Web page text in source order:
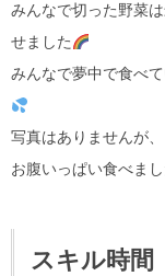
みんなで切った野菜
せました
みんなで夢中で食べ
写真はありませんが
お腹いっぱい食べまし
スキル時間